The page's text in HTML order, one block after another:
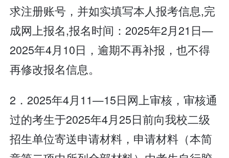
求注册账号，并如实填写本人报考信息,完
成网上报名,报名时间：2025年2月21日—
2025年4月10日，逾期不再补报，也不得
再修改报名信息。
2．2025年4月11—15日网上审核，审核通
过的考生于2025年4月25日前向我校二级
招生单位寄送申请材料，申请材料（本简